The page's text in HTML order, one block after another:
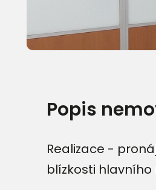
Popis
Realizace -
blízkosti hlavního